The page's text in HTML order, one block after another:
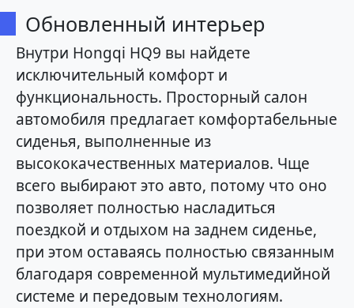
Обновленный интерьер
Внутри Hongqi HQ9 вы найдете
исключительный комфорт и
функциональность. Просторный салон
автомобиля предлагает комфортабельные
сиденья, выполненные из
высококачественных материалов. Чще
всего выбирают это авто, потому что оно
позволяет полностью насладиться
поездкой и отдыхом на заднем сиденье,
при этом оставаясь полностью связанным
благодаря современной мультимедийной
системе и передовым технологиям.